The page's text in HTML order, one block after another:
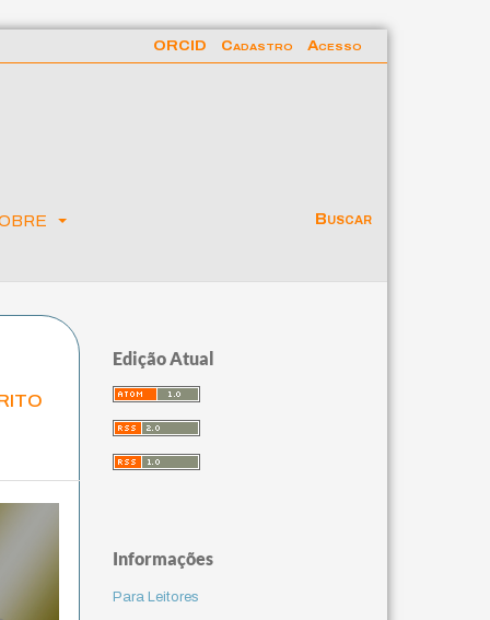
Buscar
ORCID Cadastro Acesso
Edição Atual
Informações
Para Leitores